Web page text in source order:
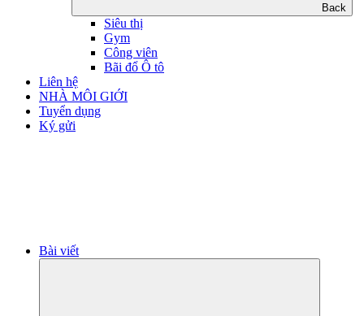
Back
Siêu thị
Gym
Công viên
Bãi đổ Ô tô
Liên hệ
NHÀ MÔI GIỚI
Tuyển dụng
Ký gửi
Bài viết